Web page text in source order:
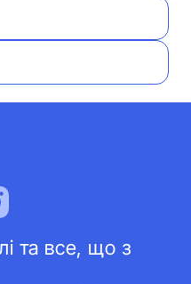
та все, що з